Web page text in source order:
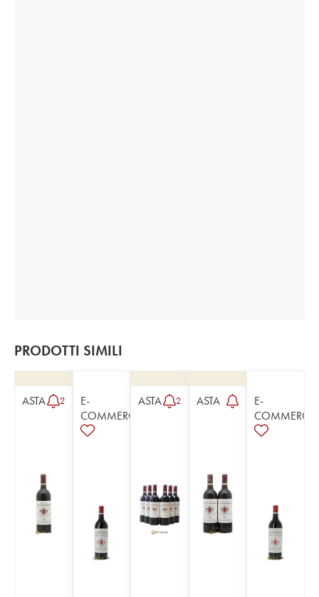
PRODOTTI SIMILI
ASTA 2
E-
COMMERCE
ASTA 2 ASTA
E-
COMMERCE